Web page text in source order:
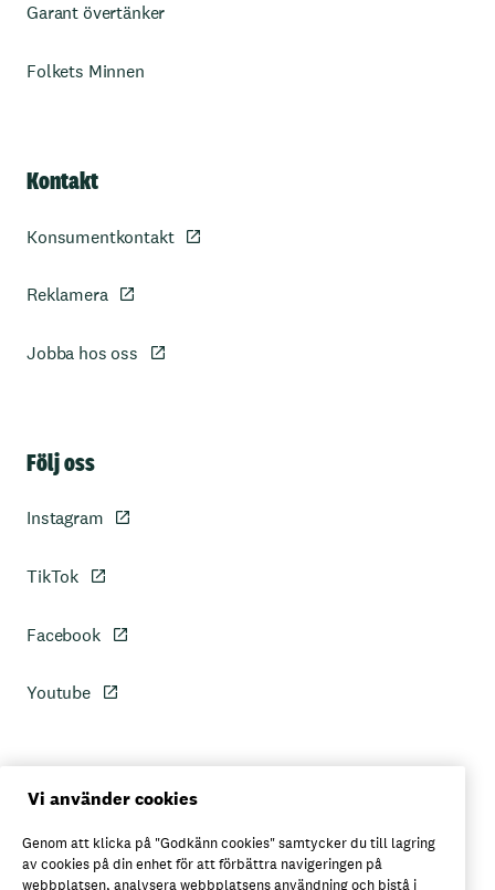
Garant övertänker
Folkets Minnen
Kontakt
Konsumentkontakt
Reklamera
Jobba hos oss
Följ oss
Instagram
TikTok
Facebook
Youtube
Personuppgiftspolicy
Axfoods integritetspolicy
Vi använder cookies
Genom att klicka på "Godkänn cookies" samtycker du till lagring
av cookies på din enhet för att förbättra navigeringen på
webbplatsen, analysera webbplatsens användning och bistå i